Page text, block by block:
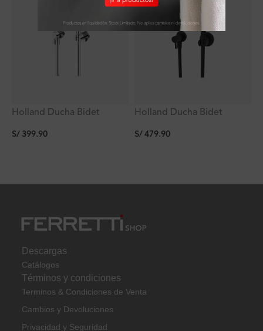
Holland Ducha Bidet
Triangular Ferretti
S/399.90
Holland Ducha Bidet
Triangular Negra
S/479.90
Descargas
Catálogos
Términos y condiciones
Terminos & Condiciones de Venta
Cambios y Devoluciones
Privacidad y Seguridad